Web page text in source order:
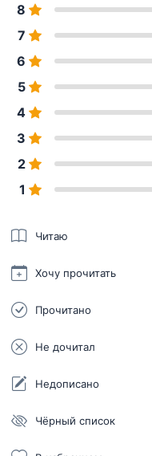
8
7
6
5
4
3
2
1
Читаю
Хочу прочитать
Прочитано
Не дочитал
Недописано
Чёрный список